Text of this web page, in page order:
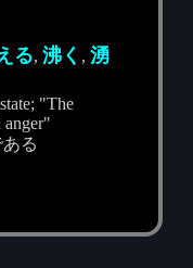
る,沸く ,湧
"The
anger"
る